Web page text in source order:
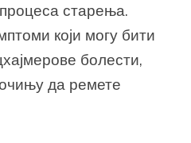
старења.
који могу бити
болести,
да ремете